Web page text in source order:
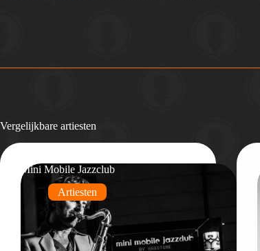
Vergelijkbare artiesten
Mini Mobile Jazzclub
Artiesten